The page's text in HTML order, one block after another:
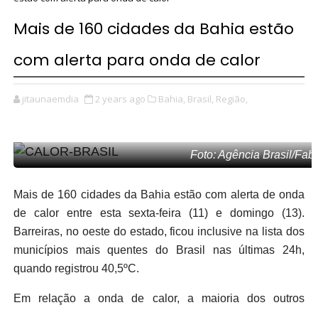
Mais de 160 cidades da Bahia estão
com alerta para onda de calor
jitaunaemdia 2 years ago Bahia, Brasil, Região,
Foto: Agência Brasil/
Mais de 160 cidades da Bahia estão com alerta de onda
de calor entre esta sexta-feira (11) e domingo (13).
Barreiras, no oeste do estado, ficou inclusive na lista dos
municípios mais quentes do Brasil nas últimas 24h,
quando registrou 40,5ºC.
Em relação a onda de calor, a maioria dos outros